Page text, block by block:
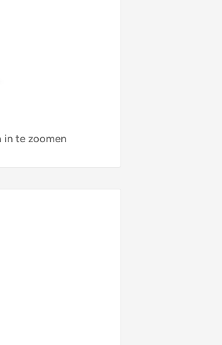
in te zoomen